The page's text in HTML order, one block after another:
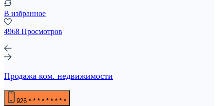
В избранное
4968 Просмотров
Продажа ком. недвижимости
926 * * * * * * * * *